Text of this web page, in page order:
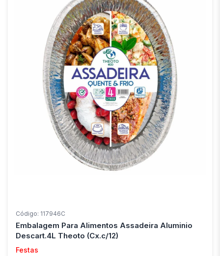
Código: 117946C
Embalagem Para Alimentos Assadeira Aluminio
Descart.4L Theoto (Cx.c/12)
Festas